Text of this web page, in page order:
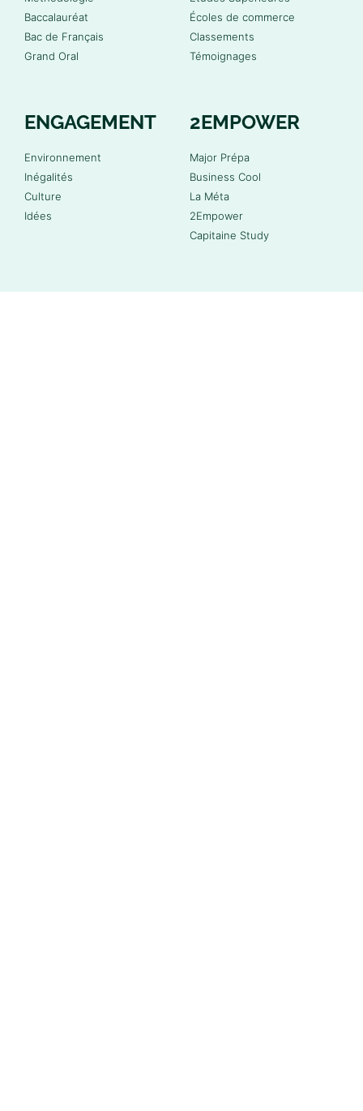
Baccalauréat
Bac de Français
Grand Oral
Écoles de commerce
Classements
Témoignages
ENGAGEMENT
Environnement
Inégalités
Culture
Idées
2EMPOWER
Major Prépa
Business Cool
La Méta
2Empower
Capitaine Study